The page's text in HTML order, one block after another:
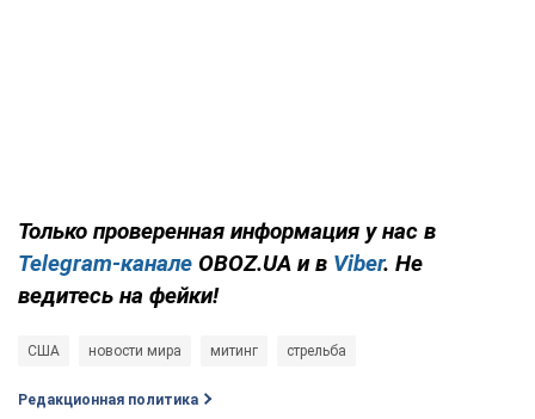
Только проверенная информация у нас в
Telegram-канале OBOZ.UA и в Viber. Не
ведитесь на фейки!
США новости мира митинг стрельба
Редакционная политика